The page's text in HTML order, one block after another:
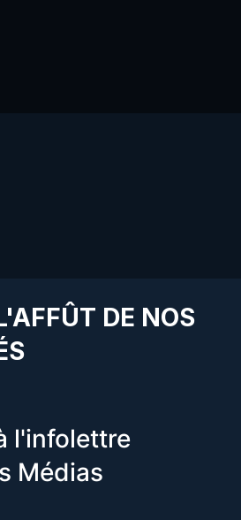
DE NOS
l'infolettre
Médias